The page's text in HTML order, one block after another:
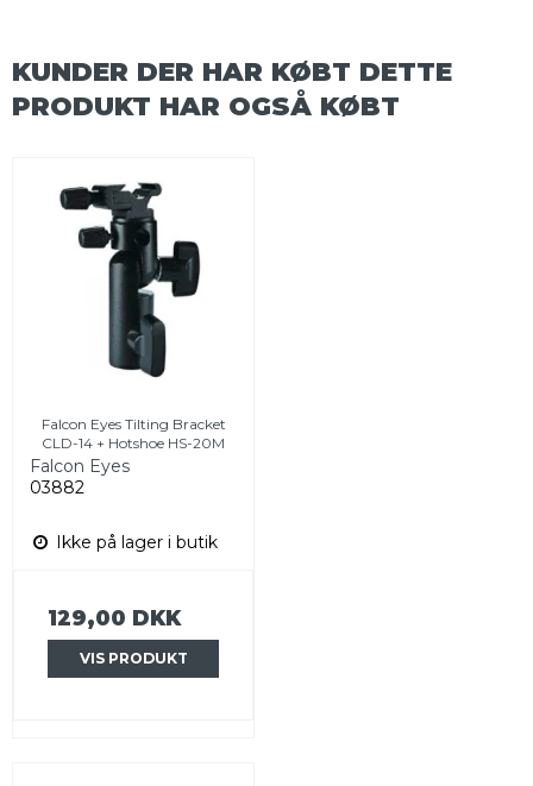
KUNDER DER HAR KØBT DETTE
PRODUKT HAR OGSÅ KØBT
Falcon Eyes Tilting Bracket
CLD-14 + Hotshoe HS-20M
Falcon Eyes
03882
Ikke på lager i butik
129,00 DKK
VIS PRODUKT